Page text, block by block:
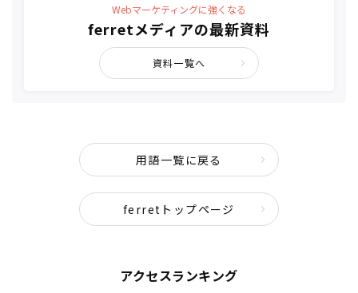
Webマーケティングに強くなる
ferretメディアの最新資料
資料一覧へ
用語一覧に戻る
ferretトップページ
アクセスランキング